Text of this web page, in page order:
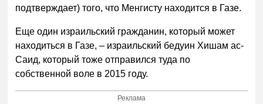
подтверждает) того, что Менгисту находится в Газе.
Еще один израильский гражданин, который может
находиться в Газе, – израильский бедуин Хишам ас-
Саид, который тоже отправился туда по
собственной воле в 2015 году.
Реклама